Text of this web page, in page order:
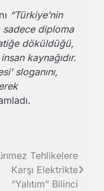
“Türkiye’nin
sadece diploma
döküldüğü,
kaynağıdır.
sloganını,
Tehlikelere
Karşı Elektrikte
“Yalıtım” Bilinci